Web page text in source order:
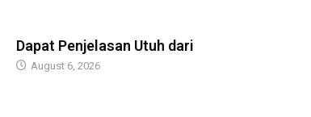
Dapat Penjelasan Utuh dari
August 6, 2026